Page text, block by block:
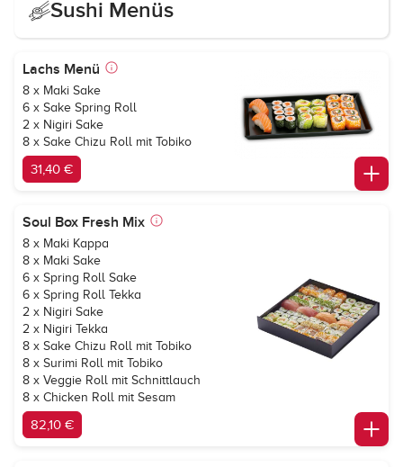
Sushi Menüs
Lachs Menü
8 x Maki Sake
6 x Sake Spring Roll
2 x Nigiri Sake
8 x Sake Chizu Roll mit Tobiko
31,40 €
Soul Box Fresh Mix
8 x Maki Kappa
8 x Maki Sake
6 x Spring Roll Sake
6 x Spring Roll Tekka
2 x Nigiri Sake
2 x Nigiri Tekka
8 x Sake Chizu Roll mit Tobiko
8 x Surimi Roll mit Tobiko
8 x Veggie Roll mit Schnittlauch
8 x Chicken Roll mit Sesam
82,10 €